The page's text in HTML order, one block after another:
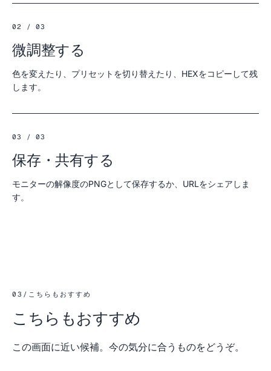
02 / 03
微調整する
色を変えたり、プリセットを切り替えたり、HEXをコピーして残
します。
03 / 03
保存・共有する
モニターの解像度のPNGとして保存するか、URLをシェアしま
す。
03 / こちらもおすすめ
こちらもおすすめ
この画面に近い候補。今の気分に合うものをどうぞ。